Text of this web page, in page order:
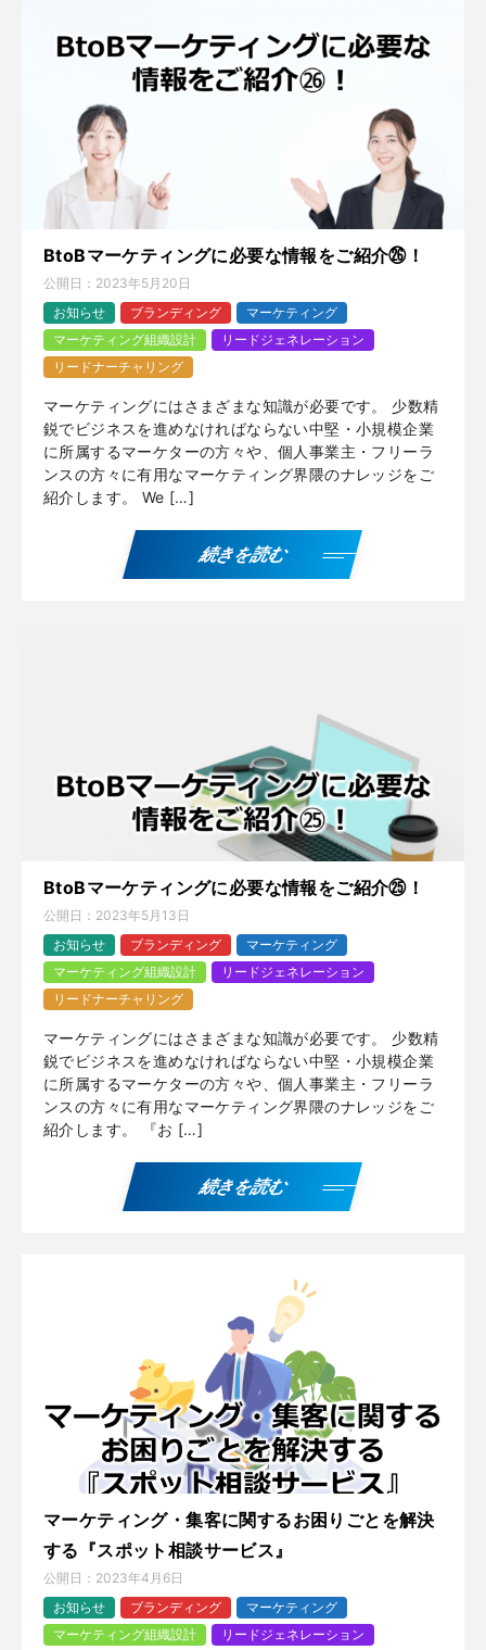
BtoBマーケティングに必要な情報をご紹介㉖！
公開日： 2023年5月20日
お知らせ
ブランディング
マーケティング
マーケティング組織設計
リードジェネレーション
リードナーチャリング
マーケティングにはさまざまな知識が必要です。 少数精
鋭でビジネスを進めなければならない中堅・小規模企業
に所属するマーケターの方々や、個人事業主・フリーラ
ンスの方々に有用なマーケティング界隈のナレッジをご
紹介します。 We […]
続きを読む
BtoBマーケティングに必要な情報をご紹介㉕！
公開日： 2023年5月13日
お知らせ
ブランディング
マーケティング
マーケティング組織設計
リードジェネレーション
リードナーチャリング
マーケティングにはさまざまな知識が必要です。 少数精
鋭でビジネスを進めなければならない中堅・小規模企業
に所属するマーケターの方々や、個人事業主・フリーラ
ンスの方々に有用なマーケティング界隈のナレッジをご
紹介します。 『お […]
続きを読む
マーケティング・集客に関するお困りごとを解決
する『スポット相談サービス』
公開日： 2023年4月6日
お知らせ
ブランディング
マーケティング
マーケティング組織設計
リードジェネレーション